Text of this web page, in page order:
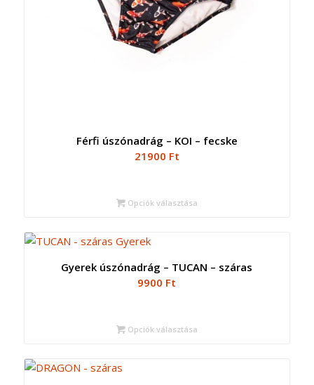
Férfi úszónadrág – KOI – fecske
21900 Ft
Opciók választása
Gyerek úszónadrág – TUCAN – száras
9900 Ft
Opciók választása